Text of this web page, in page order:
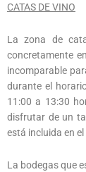
CATAS DE VINO
La zona de
concretamente
incomparable
durante el
11:00 a 13:30
disfrutar de un
está incluida en
La bodegas que